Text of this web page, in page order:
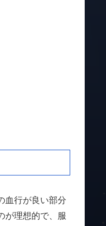
血行が良い部分
が理想的で、服